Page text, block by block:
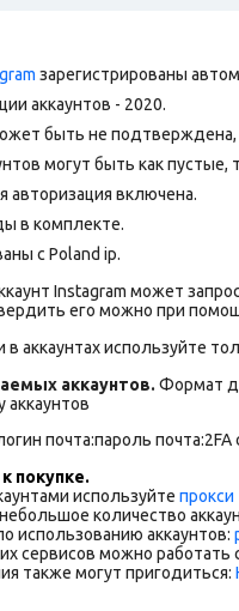
зарегистрированы
аккаунтов - 2020.
быть не
могут быть как
авторизация включена.
в комплекте.
с Poland ip.
Instagram может
его можно при
в аккаунтах используйте
аккаунтов. Формат
аккаунтов
почта:пароль
покупке.
используйте прокси
количество
использованию аккаунтов:
сервисов можно работать
также могут пригодиться: